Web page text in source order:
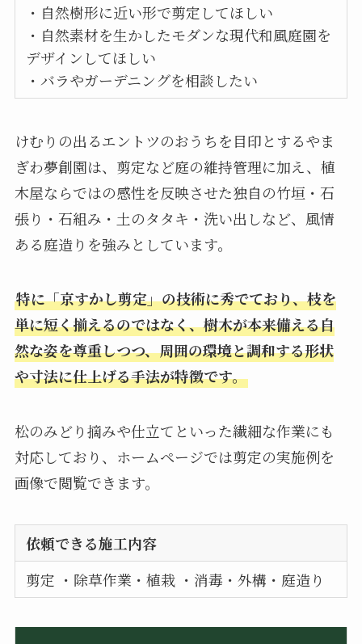
・自然樹形に近い形で剪定してほしい
・自然素材を生かしたモダンな現代和風庭園を
デザインしてほしい
・バラやガーデニングを相談したい
けむりの出るエントツのおうちを目印とするやま
ぎわ夢創園は、剪定など庭の維持管理に加え、植
木屋ならではの感性を反映させた独自の竹垣・石
張り・石組み・土のタタキ・洗い出しなど、風情
ある庭造りを強みとしています。
特に「京すかし剪定」の技術に秀でており、枝を
単に短く揃えるのではなく、樹木が本来備える自
然な姿を尊重しつつ、周囲の環境と調和する形状
や寸法に仕上げる手法が特徴です。
松のみどり摘みや仕立てといった繊細な作業にも
対応しており、ホームページでは剪定の実施例を
画像で閲覧できます。
依頼できる施工内容
剪定 ・除草作業・植栽 ・消毒・外構・庭造り